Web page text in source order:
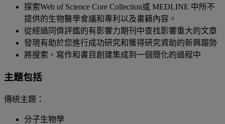
探索Web of Science Core Collection或 MEDLINE 中所不
提供的生物醫學會議和專利以及書籍內容。
從經過同儕評鑑的有影響力期刊中查找影響重大的文章
發現有助於您進行成功研究和獲得研究資助的新興趨勢
將搜索、寫作和書目創建集成到一個簡化的過程中
主題包括
傳統主題：
分子生物學